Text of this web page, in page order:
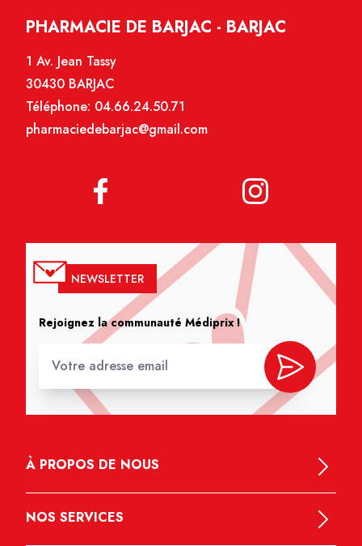
PHARMACIE DE BARJAC - BARJAC
1 Av. Jean Tassy
30430 BARJAC
Téléphone: 04.66.24.50.71
pharmaciedebarjac@gmail.com
NEWSLETTER
Rejoignez la communauté Médiprix !
À PROPOS DE NOUS
NOS SERVICES